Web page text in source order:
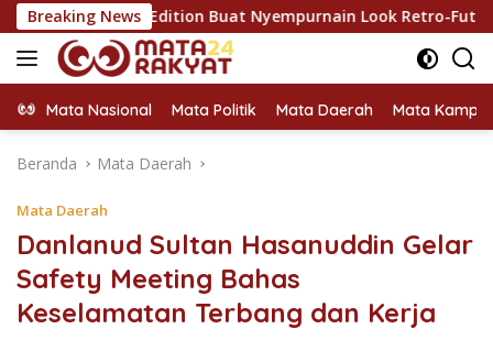
Langsung
ke
konten
Breaking News
Edition Buat Nyempurnain Look Retro-Future Lo
Mata Nasional Mata Politik Mata Daerah Mata
Beranda Mata Daerah
Mata Daerah
Danlanud Sultan Hasanuddin Gelar
Safety Meeting Bahas
Keselamatan Terbang dan Kerja